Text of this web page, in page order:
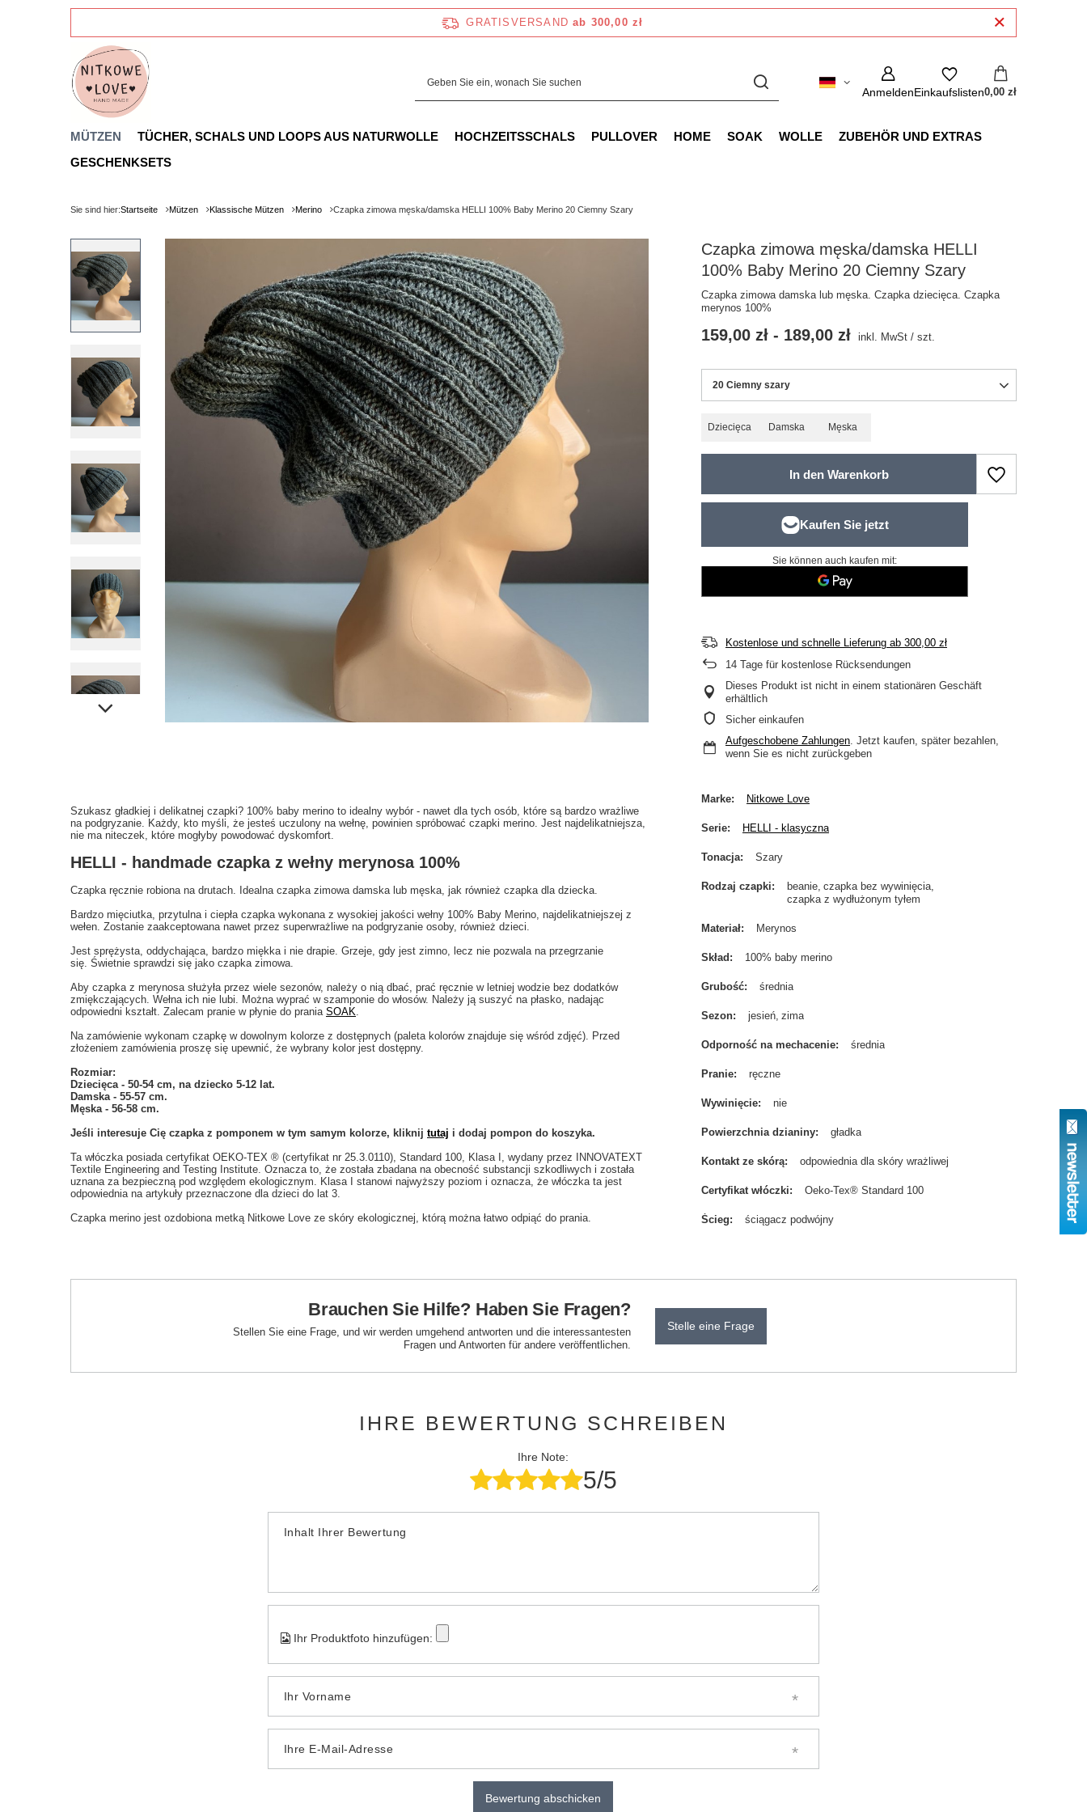
GRATISVERSAND ab 300,00 zł
AnmeldenEinkaufslisten0,00 zł
MÜTZEN TÜCHER, SCHALS UND LOOPS AUS NATURWOLLE HOCHZEITSSCHALS PULLOVER HOME SOAK WOLLE
ZUBEHÖR UND EXTRAS
GESCHENKSETS
Sie sind hier:Startseite Mützen Klassische Mützen Merino Czapka zimowa męska/damska HELLI 100% Baby Merino 20 Ciemny Szary
Czapka zimowa męska/damska HELLI
100% Baby Merino 20 Ciemny Szary
Czapka zimowa damska lub męska. Czapka dziecięca. Czapka
merynos 100%
20 Ciemny szary
Dziecięca Damska Męska
159,00 zł - 189,00 zł inkl. MwSt /szt.
In den Warenkorb
Sie können auch kaufen mit:
Kostenlose und schnelle Lieferung ab300,00 zł
14 Tage für kostenlose Rücksendungen
Dieses Produkt ist nicht in einem stationären Geschäft
erhältlich
Sicher einkaufen
Aufgeschobene Zahlungen. Jetzt kaufen, später bezahlen,
wenn Sie es nicht zurückgeben
Szukasz gładkiej i delikatnej czapki? 100% baby merino to idealny wybór - nawet dla tych osób, które są bardzo wrażliwe
na podgryzanie. Każdy, kto myśli, że jesteś uczulony na wełnę, powinien spróbować czapki merino. Jest najdelikatniejsza,
nie ma niteczek, które mogłyby powodować dyskomfort.
HELLI - handmade czapka z wełny merynosa 100%
Czapka ręcznie robiona na drutach. Idealna czapka zimowa damska lub męska, jak również czapka dla dziecka.
Bardzo mięciutka, przytulna i ciepła czapka wykonana z wysokiej jakości wełny 100% Baby Merino, najdelikatniejszej z
wełen. Zostanie zaakceptowana nawet przez superwrażliwe na podgryzanie osoby, również dzieci.
Jest sprężysta, oddychająca, bardzo miękka i nie drapie. Grzeje, gdy jest zimno, lecz nie pozwala na przegrzanie
się. Świetnie sprawdzi się jako czapka zimowa.
Aby czapka z merynosa służyła przez wiele sezonów, należy o nią dbać, prać ręcznie w letniej wodzie bez dodatków
zmiękczających. Wełna ich nie lubi. Można wyprać w szamponie do włosów. Należy ją suszyć na płasko, nadając
odpowiedni kształt. Zalecam pranie w płynie do prania SOAK.
Na zamówienie wykonam czapkę w dowolnym kolorze z dostępnych (paleta kolorów znajduje się wśród zdjęć). Przed
złożeniem zamówienia proszę się upewnić, że wybrany kolor jest dostępny.
Rozmiar:
Dziecięca - 50-54 cm, na dziecko 5-12 lat.
Damska - 55-57 cm.
Męska - 56-58 cm.
Jeśli interesuje Cię czapka z pomponem w tym samym kolorze, kliknij tutaj i dodaj pompon do koszyka.
Ta włóczka posiada certyfikat OEKO-TEX ® (certyfikat nr 25.3.0110), Standard 100, Klasa I, wydany przez INNOVATEXT
Textile Engineering and Testing Institute. Oznacza to, że została zbadana na obecność substancji szkodliwych i została
uznana za bezpieczną pod względem ekologicznym. Klasa I stanowi najwyższy poziom i oznacza, że włóczka ta jest
odpowiednia na artykuły przeznaczone dla dzieci do lat 3.
Czapka merino jest ozdobiona metką Nitkowe Love ze skóry ekologicznej, którą można łatwo odpiąć do prania.
Marke Nitkowe Love
Serie HELLI - klasyczna
Tonacja Szary
Rodzaj czapki beanie czapka bez wywinięcia
czapka z wydłużonym tyłem
Materiał Merynos
Skład 100% baby merino
Grubość średnia
Sezon jesień zima
Odporność na mechacenie średnia
Pranie ręczne
Wywinięcie nie
Powierzchnia dzianiny gładka
Kontakt ze skórą odpowiednia dla skóry wrażliwej
Certyfikat włóczki Oeko-Tex® Standard 100
Ścieg ściągacz podwójny
Brauchen Sie Hilfe? Haben Sie Fragen?
Stellen Sie eine Frage, und wir werden umgehend antworten und die interessantesten
Fragen und Antworten für andere veröffentlichen.
Stelle eine Frage
IHRE BEWERTUNG SCHREIBEN
Ihre Note:
5/5
Inhalt Ihrer Bewertung
Ihr Produktfoto hinzufügen:
Ihr Vorname
Ihre E-Mail-Adresse
Bewertung abschicken